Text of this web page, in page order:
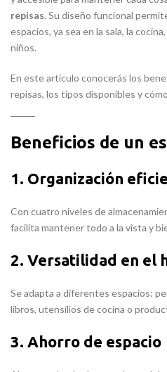
repisas. Su diseño funcional
espacios, ya sea en la sala, la
niños.
En este artículo conocerás los
repisas, los tipos disponibles y
Beneficios de un
1. Organización
Con cuatro niveles de
facilita mantener todo a la vista y
2. Versatilidad en el
Se adapta a diferentes espacios:
libros, utensilios de cocina o
3. Ahorro de espacio